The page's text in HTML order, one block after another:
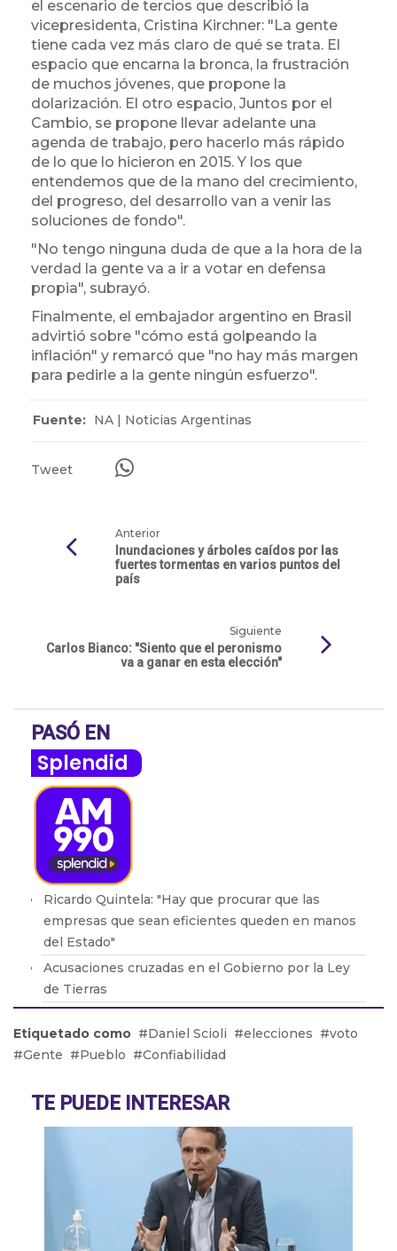
el escenario de tercios que describió la
vicepresidenta, Cristina Kirchner: "La gente
tiene cada vez más claro de qué se trata. El
espacio que encarna la bronca, la frustración
de muchos jóvenes, que propone la
dolarización. El otro espacio, Juntos por el
Cambio, se propone llevar adelante una
agenda de trabajo, pero hacerlo más rápido
de lo que lo hicieron en 2015. Y los que
entendemos que de la mano del crecimiento,
del progreso, del desarrollo van a venir las
soluciones de fondo".
"No tengo ninguna duda de que a la hora de la
verdad la gente va a ir a votar en defensa
propia", subrayó.
Finalmente, el embajador argentino en Brasil
advirtió sobre "cómo está golpeando la
inflación" y remarcó que "no hay más margen
para pedirle a la gente ningún esfuerzo".
Fuente: NA | Noticias Argentinas
Tweet
Anterior
Inundaciones y árboles caídos por las
fuertes tormentas en varios puntos del
país
Siguiente
Carlos Bianco: "Siento que el peronismo
va a ganar en esta elección"
PASÓ EN
Splendid
Ricardo Quintela: "Hay que procurar que las
empresas que sean eficientes queden en manos
del Estado"
Acusaciones cruzadas en el Gobierno por la Ley
de Tierras
los dichos de Milei
Adicciones: Cómo detectar que el consumo se
El drama de los 9 en Boca: De la lesión de Cavani
al presente de Bareiro
Etiquetado como Daniel Scioli elecciones
voto
Gente
Pueblo Confiabilidad
TE PUEDE INTERESAR